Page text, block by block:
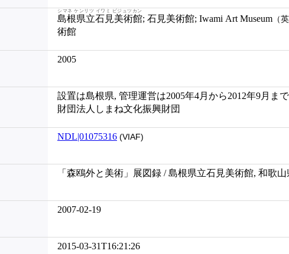
島根県立石見美術館
シマネ ケンリツ イワミ ビジュツカン
; 石見美術館; Iwami Art Museum （
術館
2005
設置は島根県, 管理運営は2005年4月から2012年9月ま
財団法人しまね文化振興財団
NDL|01075316 (VIAF)
「森鴎外と美術」展図録 / 島根県立石見美術館, 和歌
2007-02-19
2015-03-31T16:21:26